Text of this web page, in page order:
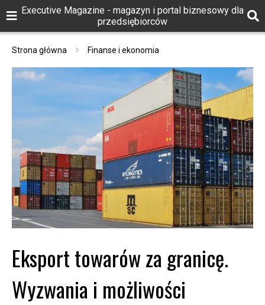
Executive Magazine - magazyn i portal biznesowy dla
przedsiębiorców
Strona główna Finanse i ekonomia
Eksport towarów za granicę.
Wyzwania i możliwości